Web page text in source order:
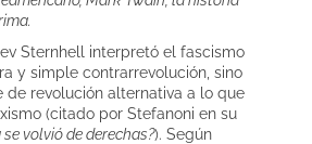
.
Sternhell interpretó el fascismo
y simple contrarrevolución, sino
de revolución alternativa a lo que
(citado por Stefanoni en su
volvió de derechas?). Según